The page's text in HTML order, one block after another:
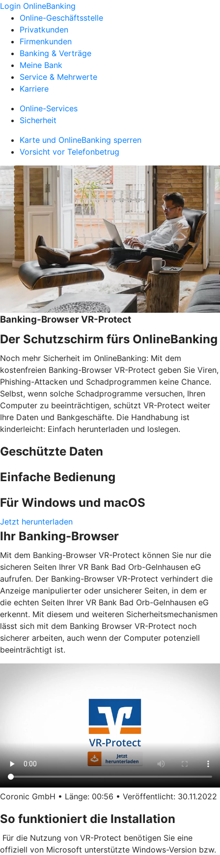
Login OnlineBanking
Online-Geschäftsstelle
Privatkunden
Firmenkunden
Banking & Verträge
Meine Bank
Service & Mehrwerte
Karriere
Online-Services
Sicherheit
Karte und OnlineBanking sperren
Vorsicht vor Telefonbetrug
Banking-Browser VR-Protect
Der Schutzschirm fürs OnlineBanking
Noch mehr Sicherheit im OnlineBanking: Mit dem
kostenfreien Banking-Browser VR-Protect geben Sie Viren,
Phishing-Attacken und Schadprogrammen keine Chance.
Selbst, wenn solche Schadprogramme versuchen, Ihren
Computer zu beeinträchtigen, schützt VR-Protect weiter
Ihre Daten und Bankgeschäfte. Die Handhabung ist
kinderleicht: Einfach herunterladen und loslegen.
Geschützte Daten
Einfache Bedienung
Für Windows und macOS
Jetzt herunterladen
Ihr Banking-Browser
Mit dem Banking-Browser VR-Protect können Sie nur die
sicheren Seiten Ihrer VR Bank Bad Orb-Gelnhausen eG
aufrufen. Der Banking-Browser VR-Protect verhindert die
Anzeige manipulierter oder unsicherer Seiten, in dem er
die echten Seiten Ihrer VR Bank Bad Orb-Gelnhausen eG
erkennt. Mit diesem und weiteren Sicherheitsmechanismen
lässt sich mit dem Banking Browser VR-Protect noch
sicherer arbeiten, auch wenn der Computer potenziell
beeinträchtigt ist.
Coronic GmbH • Länge: 00:56 • Veröffentlicht: 30.11.2022
So funktioniert die Installation
Für die Nutzung von VR-Protect benötigen Sie eine
offiziell von Microsoft unterstützte Windows-Version bzw.